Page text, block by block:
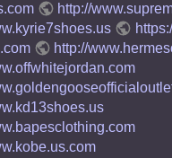
http://
http://